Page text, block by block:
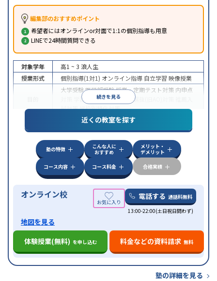
編集部のおすすめポイント
希望者にはオンラインor対面で1:1の個別指導も用意
LINEで24時間質問できる
続きを見る
対象学年 高1 ~ 3 浪人生
授業形式
個別指導(1対1) オンライン指導 自立学習 映像授業
大学受験医学部受験授業・定期テスト対策 内申点
学習習慣の定着 総合型選抜(旧AO)対策
試対策学校別特化対策
特徴
中高一貫校生に対応授業の振替可能
学習にPC・タブレットを利用オンライン対応1
科目から受講可能
近くの教室を探す
塾の特徴
こんな人に
おすすめ
メリット・
デメリット
コース内容
コース料金 合格実績
オンライン校 電話する 通話料無料
13:00-22:00(土日祝日問わず)
地図を見る
体験授業(無料) を申し込む 料金などの資料請求 無料
塾の詳細を見る